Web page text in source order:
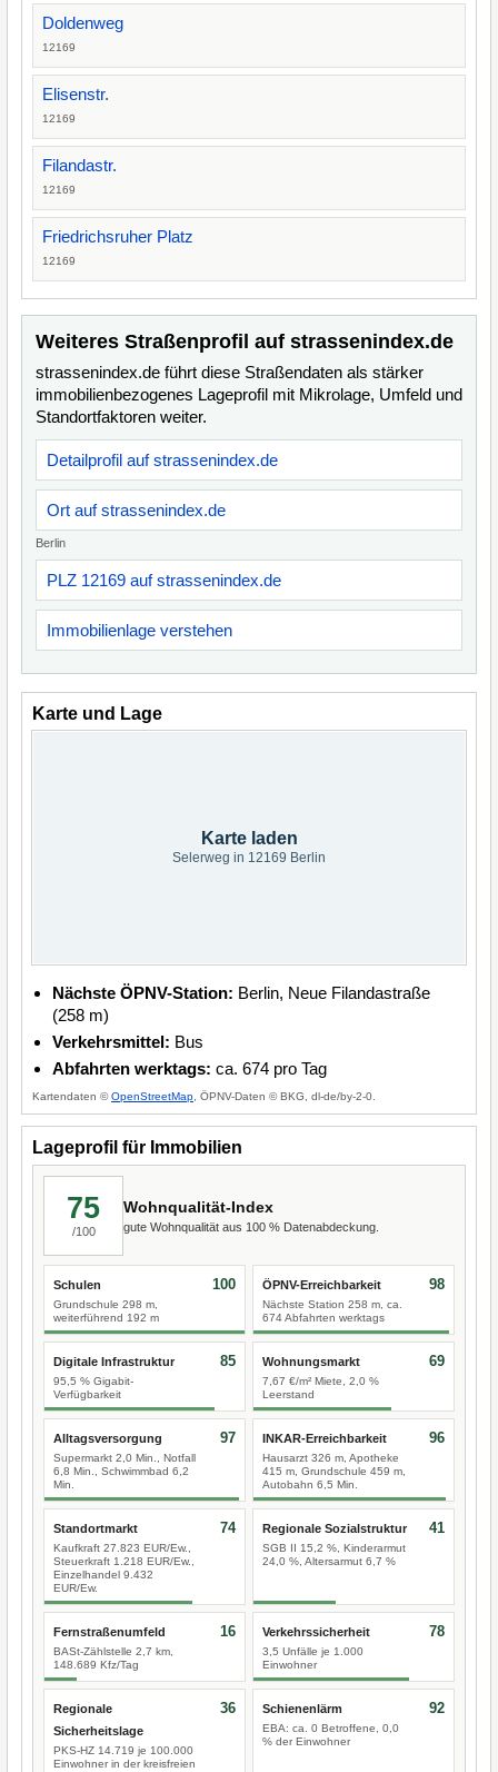
Doldenweg
12169
Elisenstr.
12169
Filandastr.
12169
Friedrichsruher Platz
12169
Weiteres Straßenprofil auf strassenindex.de
strassenindex.de führt diese Straßendaten als stärker
immobilienbezogenes Lageprofil mit Mikrolage, Umfeld und
Standortfaktoren weiter.
Detailprofil auf strassenindex.de
Ort auf strassenindex.de
Berlin
PLZ 12169 auf strassenindex.de
Immobilienlage verstehen
Karte und Lage
Karte laden
Selerweg in 12169 Berlin
Nächste ÖPNV-Station: Berlin, Neue Filandastraße
(258 m)
Verkehrsmittel: Bus
Abfahrten werktags: ca. 674 pro Tag
Kartendaten ©OpenStreetMap , ÖPNV-Daten © BKG, dl-de/by-2-0.
Lageprofil für Immobilien
75
/100
Wohnqualität-Index
gute Wohnqualität aus 100 % Datenabdeckung.
Schulen
Grundschule 298 m,
weiterführend 192 m
100 ÖPNV-Erreichbarkeit
Nächste Station 258 m, ca.
674 Abfahrten werktags
98
Digitale Infrastruktur
95,5 % Gigabit-
Verfügbarkeit
85 Wohnungsmarkt
7,67 €/m² Miete, 2,0 %
Leerstand
69
Alltagsversorgung
Supermarkt 2,0 Min., Notfall
6,8 Min., Schwimmbad 6,2
Min.
97 INKAR-Erreichbarkeit
Hausarzt 326 m, Apotheke
415 m, Grundschule 459 m,
Autobahn 6,5 Min.
96
Standortmarkt
Kaufkraft 27.823 EUR/Ew.,
Steuerkraft 1.218 EUR/Ew.,
Einzelhandel 9.432
EUR/Ew.
74 Regionale Sozialstruktur
SGB II 15,2 %, Kinderarmut
24,0 %, Altersarmut 6,7 %
41
Fernstraßenumfeld
BASt-Zählstelle 2,7 km,
148.689 Kfz/Tag
16 Verkehrssicherheit
3,5 Unfälle je 1.000
Einwohner
78
Regionale
Sicherheitslage
PKS-HZ 14.719 je 100.000
Einwohner in der kreisfreien
36 Schienenlärm
EBA: ca. 0 Betroffene, 0,0
% der Einwohner
92